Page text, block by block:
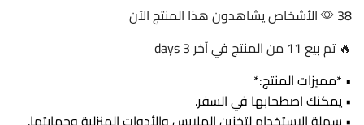
38 الأشخاص يشاهدون هذا المنتج الآن
🔥 تم بيع 11 من المنتج في آخر 3 days
• *مميزات المنتج:*
• يمكنك اصطحابها في السفر.